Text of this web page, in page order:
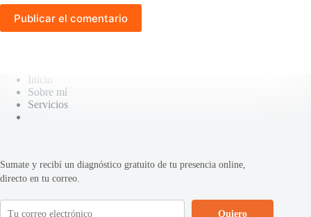
Publicar el comentario
Inicio
Sobre mí
Servicios
Sumate y recibí un diagnóstico gratuito de tu presencia online,
directo en tu correo.
Quiero